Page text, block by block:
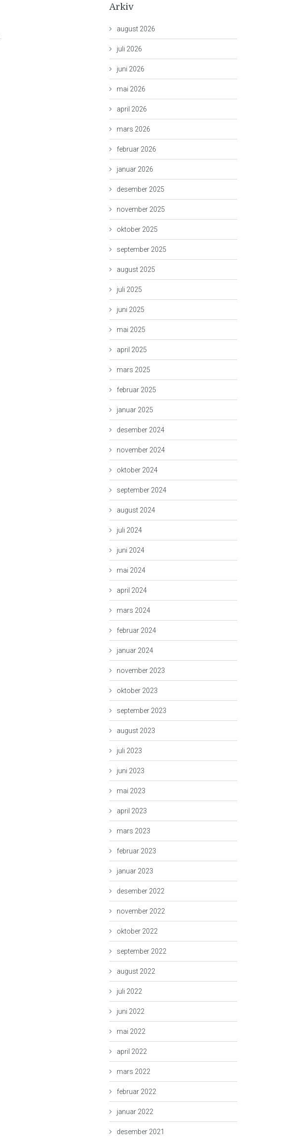
Arkiv
august 2026
juli 2026
juni 2026
mai 2026
april 2026
mars 2026
februar 2026
januar 2026
desember 2025
november 2025
oktober 2025
september 2025
august 2025
juli 2025
juni 2025
mai 2025
april 2025
mars 2025
februar 2025
januar 2025
desember 2024
november 2024
oktober 2024
september 2024
august 2024
juli 2024
juni 2024
mai 2024
april 2024
mars 2024
februar 2024
januar 2024
november 2023
oktober 2023
september 2023
august 2023
juli 2023
juni 2023
mai 2023
april 2023
mars 2023
februar 2023
januar 2023
desember 2022
november 2022
oktober 2022
september 2022
august 2022
juli 2022
juni 2022
mai 2022
april 2022
mars 2022
februar 2022
januar 2022
desember 2021